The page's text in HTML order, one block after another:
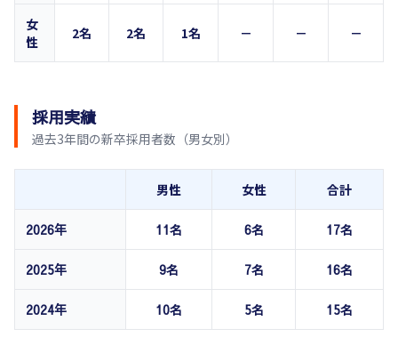
女
性
2名 2名 1名 － － －
採用実績
過去3年間の新卒採用者数（男女別）
男性 女性 合計
2026年 11名 6名 17名
2025年 9名 7名 16名
2024年 10名 5名 15名